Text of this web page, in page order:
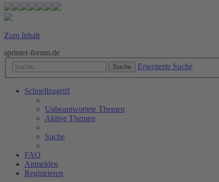
Zum Inhalt
sprinter-forum.de
Suche Erweiterte Suche
Schnellzugriff
Unbeantwortete Themen
Aktive Themen
Suche
FAQ
Anmelden
Registrieren